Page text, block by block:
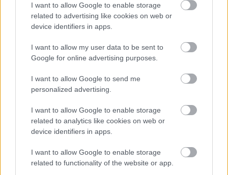
I want to allow Google to enable storage
related to advertising like cookies on web or
device identifiers in apps.
I want to allow my user data to be sent to
Google for online advertising purposes.
I want to allow Google to send me
personalized advertising.
I want to allow Google to enable storage
related to analytics like cookies on web or
device identifiers in apps.
I want to allow Google to enable storage
related to functionality of the website or app.
naše babičky
Kedysi boli veľkým trendom, dnes sa im radšej
zastaralou
Inšpirácie
obývacia izba, keramika,čierna